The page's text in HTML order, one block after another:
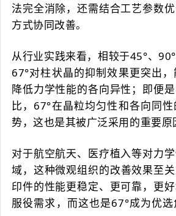
法完全消除，还需结合工艺参数
方式协同改善。
从行业实践来看，相较于45°、
67°对柱状晶的抑制效果更突出，
降低力学性能的各向异性；即便
比，67°在晶粒均匀性和各向同
势，这也是其被广泛采用的重要原
对于航空航天、医疗植入等对力
域，这种微观组织的改善效果至
印件的性能更稳定、更可靠，更
服役需求，而这也是67°成为优